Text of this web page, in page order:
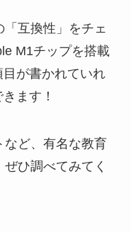
互換性」をチェ
M1チップを搭載
が書かれていれ
ます！
など、有名な教育
ひ調べてみてく